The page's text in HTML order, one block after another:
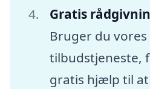
Gratis
Bruger du vores
tilbudstjeneste,
gratis hjælp til